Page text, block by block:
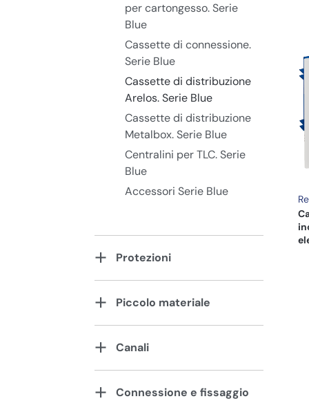
per cartongesso. Serie
Blue
Cassette di connessione.
Serie Blue
Cassette di distribuzione
Arelos. Serie Blue
Cassette di distribuzione
Metalbox. Serie Blue
Centralini per TLC. Serie
Blue
Accessori Serie Blue
Protezioni
Piccolo materiale
Canali
Connessione e fissaggio